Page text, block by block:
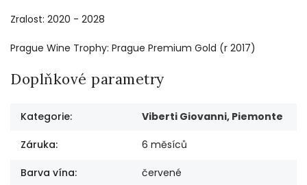
Zralost: 2020 - 2028
Prague Wine Trophy: Prague Premium Gold (r 2017)
Doplňkové parametry
Kategorie: Viberti Giovanni, Piemonte
Záruka: 6 měsíců
Barva vína: červené